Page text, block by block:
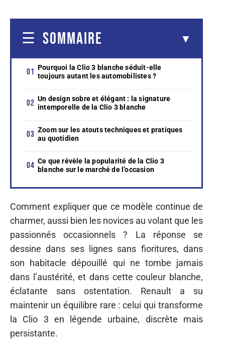
SOMMAIRE
Pourquoi la Clio 3 blanche séduit-elle
toujours autant les automobilistes ?
Un design sobre et élégant : la signature
intemporelle de la Clio 3 blanche
Zoom sur les atouts techniques et pratiques
au quotidien
Ce que révèle la popularité de la Clio 3
blanche sur le marché de l’occasion
Comment expliquer que ce modèle continue de
charmer, aussi bien les novices au volant que les
passionnés occasionnels ? La réponse se
dessine dans ses lignes sans fioritures, dans
son habitacle dépouillé qui ne tombe jamais
dans l’austérité, et dans cette couleur blanche,
éclatante sans ostentation. Renault a su
maintenir un équilibre rare : celui qui transforme
la Clio 3 en légende urbaine, discrète mais
persistante.